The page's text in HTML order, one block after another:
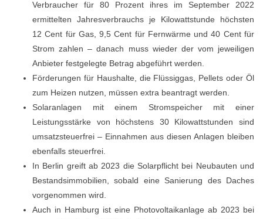
Verbraucher für 80 Prozent ihres im September 2022
ermittelten Jahresverbrauchs je Kilowattstunde höchsten
12 Cent für Gas, 9,5 Cent für Fernwärme und 40 Cent für
Strom zahlen – danach muss wieder der vom jeweiligen
Anbieter festgelegte Betrag abgeführt werden.
Förderungen für Haushalte, die Flüssiggas, Pellets oder Öl
zum Heizen nutzen, müssen extra beantragt werden.
Solaranlagen mit einem Stromspeicher mit einer
Leistungsstärke von höchstens 30 Kilowattstunden sind
umsatzsteuerfrei – Einnahmen aus diesen Anlagen bleiben
ebenfalls steuerfrei.
In Berlin greift ab 2023 die Solarpflicht bei Neubauten und
Bestandsimmobilien, sobald eine Sanierung des Daches
vorgenommen wird.
Auch in Hamburg ist eine Photovoltaikanlage ab 2023 bei